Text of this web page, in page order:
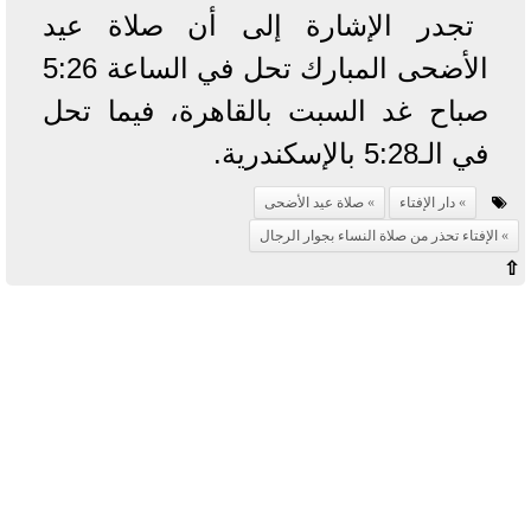
تجدر الإشارة إلى أن صلاة عيد
الأضحى المبارك تحل في الساعة 5:26
صباح غد السبت بالقاهرة، فيما تحل
في الـ5:28 بالإسكندرية.
دار الإفتاء
صلاة عيد الأضحى
الإفتاء تحذر من صلاة النساء بجوار الرجال
⇧